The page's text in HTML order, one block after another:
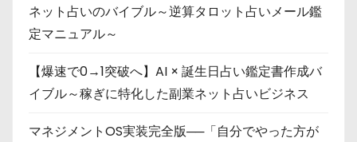
ネット占いのバイブル～逆算タロット占いメール鑑
定マニュアル～
【爆速で0→1突破へ】AI × 誕生日占い鑑定書作成バ
イブル～稼ぎに特化した副業ネット占いビジネス
マネジメントOS実装完全版──「自分でやった方が